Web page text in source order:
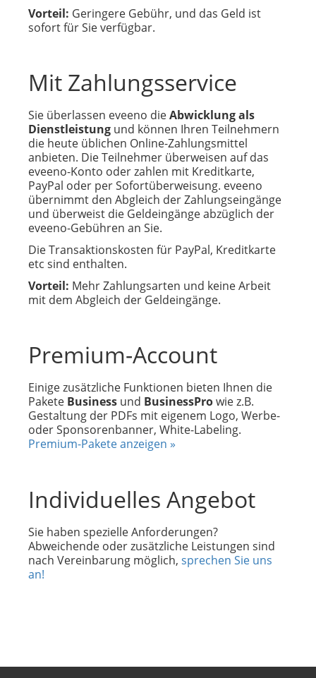
Vorteil: Geringere Gebühr, und das Geld ist
sofort für Sie verfügbar.
Mit Zahlungsservice
Sie überlassen eveeno dieAbwicklung als
Dienstleistung und können Ihren Teilnehmern
die heute üblichen Online-Zahlungsmittel
anbieten. Die Teilnehmer überweisen auf das
eveeno-Konto oder zahlen mit Kreditkarte,
PayPal oder per Sofortüberweisung. eveeno
übernimmt den Abgleich der Zahlungseingänge
und überweist die Geldeingänge abzüglich der
eveeno-Gebühren an Sie.
Die Transaktionskosten für PayPal, Kreditkarte
etc sind enthalten.
Vorteil: Mehr Zahlungsarten und keine Arbeit
mit dem Abgleich der Geldeingänge.
Premium-Account
Einige zusätzliche Funktionen bieten Ihnen die
Pakete Business und BusinessProwie z.B.
Gestaltung der PDFs mit eigenem Logo, Werbe-
oder Sponsorenbanner, White-Labeling.
Premium-Pakete anzeigen »
Individuelles Angebot
Sie haben spezielle Anforderungen?
Abweichende oder zusätzliche Leistungen sind
nach Vereinbarung möglich, sprechen Sie uns
an!